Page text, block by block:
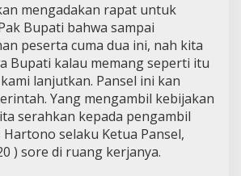
mengadakan rapat untuk
Bupati bahwa sampai
peserta cuma dua ini, nah kita
Bupati kalau memang seperti itu
lanjutkan. Pansel ini kan
Yang mengambil kebijakan
serahkan kepada pengambil
Hartono selaku Ketua Pansel,
) sore di ruang kerjanya.